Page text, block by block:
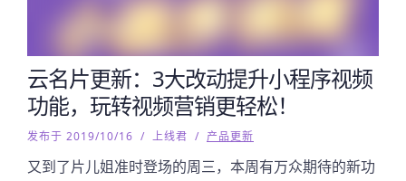
云名片更新：3大改动提升小程序视频
功能，玩转视频营销更轻松！
发布于 2019/10/16 / 上线君 / 产品更新
又到了片儿姐准时登场的周三，本周有万众期待的新功